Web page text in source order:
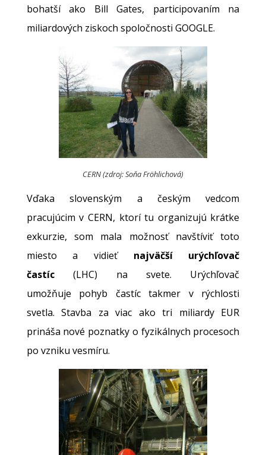
bohatší ako Bill Gates, participovaním na
miliardových ziskoch spoločnosti GOOGLE.
CERN (zdroj: Soňa Fröhlichová)
Vďaka slovenským a českým vedcom
pracujúcim v CERN, ktorí tu organizujú krátke
exkurzie, som mala možnosť navštíviť toto
miesto a vidieť najväčší urýchľovač
častíc(LHC) na svete. Urýchľovač
umožňuje pohyb častíc takmer v rýchlosti
svetla. Stavba za viac ako tri miliardy EUR
prináša nové poznatky o fyzikálnych procesoch
po vzniku vesmíru.